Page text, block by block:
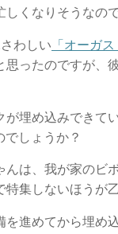
くなりそうなの
わしい 「オーガ
思ったのですが、
が埋め込みできて
しょうか？
んは、我が家のビ
集しないほうが
を進めてから埋め